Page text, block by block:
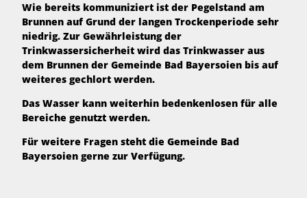
Wie bereits kommuniziert ist der Pegelstand am
Brunnen auf Grund der langen Trockenperiode sehr
niedrig. Zur Gewährleistung der
Trinkwassersicherheit wird das Trinkwasser aus
dem Brunnen der Gemeinde Bad Bayersoien bis auf
weiteres gechlort werden.
Das Wasser kann weiterhin bedenkenlosen für alle
Bereiche genutzt werden.
Für weitere Fragen steht die Gemeinde Bad
Bayersoien gerne zur Verfügung.